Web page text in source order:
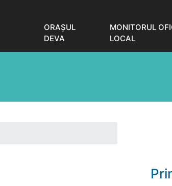
ORAŞUL
DEVA
MONITORUL
LOCAL